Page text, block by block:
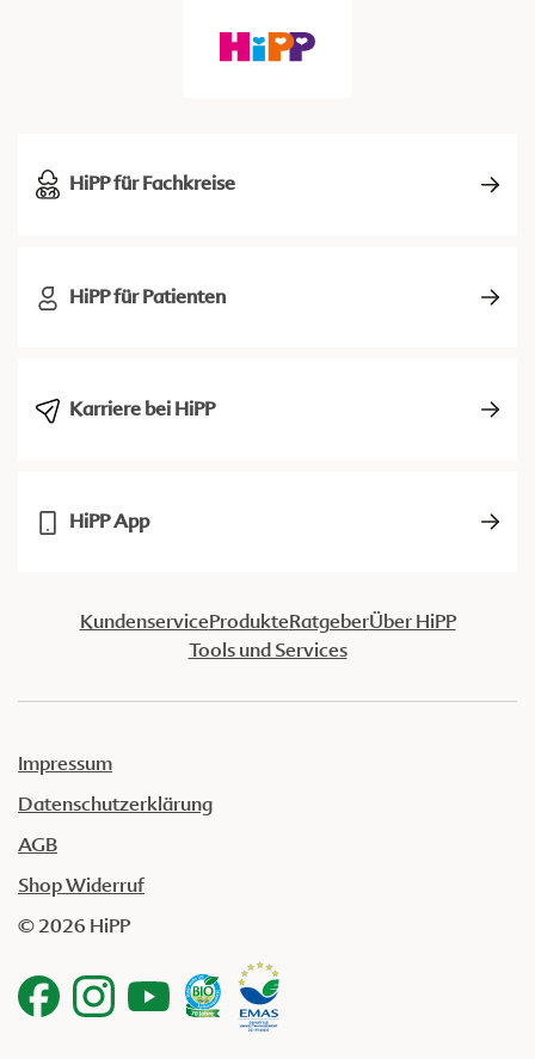
HiPP für Fachkreise
HiPP für Patienten
Karriere bei HiPP
HiPP App
KundenserviceProdukteRatgeberÜber HiPP
Tools und Services
Impressum
Datenschutzerklärung
AGB
Shop Widerruf
© 2026 HiPP